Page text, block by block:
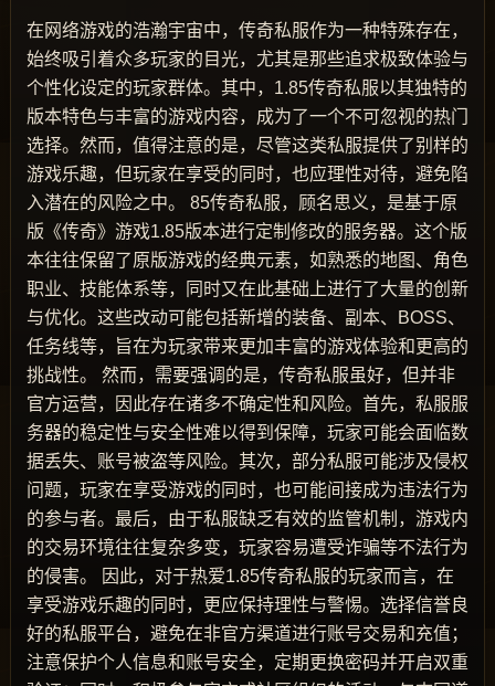
在网络游戏的浩瀚宇宙中，传奇私服作为一种特殊存在，
始终吸引着众多玩家的目光，尤其是那些追求极致体验与
个性化设定的玩家群体。其中，1.85传奇私服以其独特的
版本特色与丰富的游戏内容，成为了一个不可忽视的热门
选择。然而，值得注意的是，尽管这类私服提供了别样的
游戏乐趣，但玩家在享受的同时，也应理性对待，避免陷
入潜在的风险之中。 85传奇私服，顾名思义，是基于原
版《传奇》游戏1.85版本进行定制修改的服务器。这个版
本往往保留了原版游戏的经典元素，如熟悉的地图、角色
职业、技能体系等，同时又在此基础上进行了大量的创新
与优化。这些改动可能包括新增的装备、副本、BOSS、
任务线等，旨在为玩家带来更加丰富的游戏体验和更高的
挑战性。 然而，需要强调的是，传奇私服虽好，但并非
官方运营，因此存在诸多不确定性和风险。首先，私服服
务器的稳定性与安全性难以得到保障，玩家可能会面临数
据丢失、账号被盗等风险。其次，部分私服可能涉及侵权
问题，玩家在享受游戏的同时，也可能间接成为违法行为
的参与者。最后，由于私服缺乏有效的监管机制，游戏内
的交易环境往往复杂多变，玩家容易遭受诈骗等不法行为
的侵害。 因此，对于热爱1.85传奇私服的玩家而言，在
享受游戏乐趣的同时，更应保持理性与警惕。选择信誉良
好的私服平台，避免在非官方渠道进行账号交易和充值；
注意保护个人信息和账号安全，定期更换密码并开启双重